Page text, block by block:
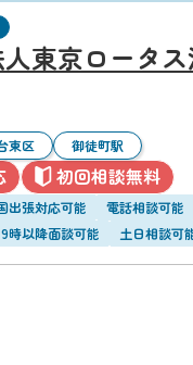
東京ロータ
東区 御徒町駅
初回相談無料
出張対応可能 電話相談可能
時以降面談可能 土日相談可